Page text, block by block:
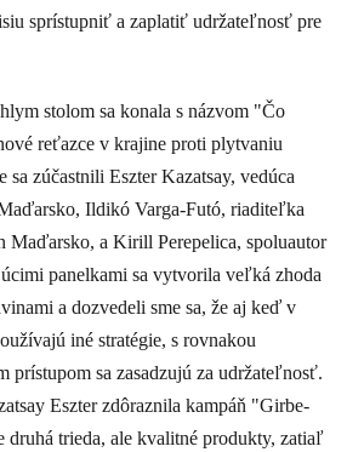
sprístupniť a zaplatiť udržateľnosť pre
stolom sa konala s názvom "Čo
reťazce v krajine proti plytvaniu
zúčastnili Eszter Kazatsay, vedúca
Ildikó Varga-Futó, riaditeľka
Maďarsko, a Kirill Perepelica, spoluautor
panelkami sa vytvorila veľká zhoda
a dozvedeli sme sa, že aj keď v
iné stratégie, s rovnakou
prístupom sa zasadzujú za udržateľnosť.
Eszter zdôraznila kampáň "Girbe-
druhá trieda, ale kvalitné produkty, zatiaľ